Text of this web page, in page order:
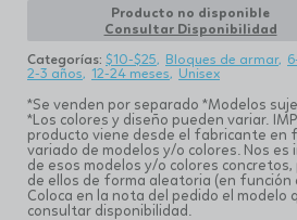
Producto no disponible
Consultar Disponibilidad
Categorías: $10-$25 Bloques de armar
2-3 años
12-24 meses Unisex
*Se venden por separado *Modelos
*Los colores y diseño pueden variar.
producto viene desde el fabricante en
variado de modelos y/o colores. Nos
de esos modelos y/o colores
de ellos de forma aleatoria (en función
Coloca en la nota del pedido el modelo
consultar disponibilidad.